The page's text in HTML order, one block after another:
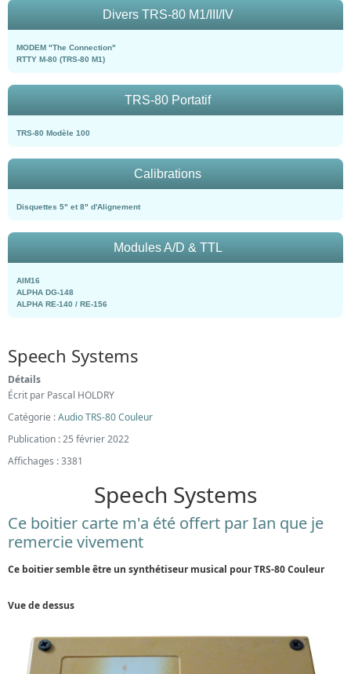
Divers TRS-80 M1/III/IV
MODEM "The Connection"
RTTY M-80 (TRS-80 M1)
TRS-80 Portatif
TRS-80 Modèle 100
Calibrations
Disquettes 5" et 8" d'Alignement
Modules A/D & TTL
AIM16
ALPHA DG-148
ALPHA RE-140 / RE-156
Speech Systems
Détails
Écrit par Pascal HOLDRY
Catégorie :Audio TRS-80 Couleur
Publication : 25 février 2022
Affichages : 3381
Speech Systems
Ce boitier carte m'a été offert par Ian que je
remercie vivement
Ce boitier semble être un synthétiseur musical pour TRS-80 Couleur
Vue de dessus